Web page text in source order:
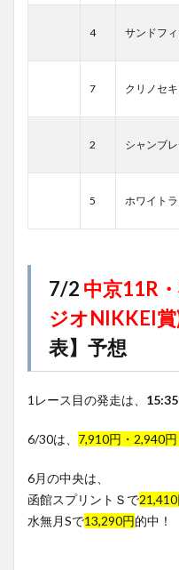
4 サンドフィ
7 クリノセ
2 シャンブ
5 ホワイト
7/2 中京11R
ジオNIKKEI
表】予想
1レース目の発走は、 15:35
6/30は、 7,910円・2,940
6月の中央は、
函館スプリントＳで
水無月Sで13,290円的中！